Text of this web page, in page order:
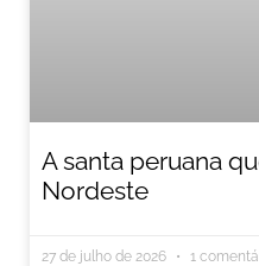
A santa peruana
Nordeste
27 de julho de 2026 1